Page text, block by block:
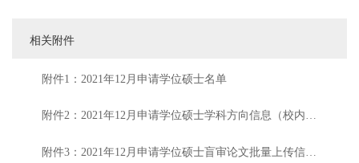
相关附件
附件1：2021年12月申请学位硕士名单
附件2：2021年12月申请学位硕士学科方向信息（校内盲
附件3：2021年12月申请学位硕士盲审论文批量上传信息